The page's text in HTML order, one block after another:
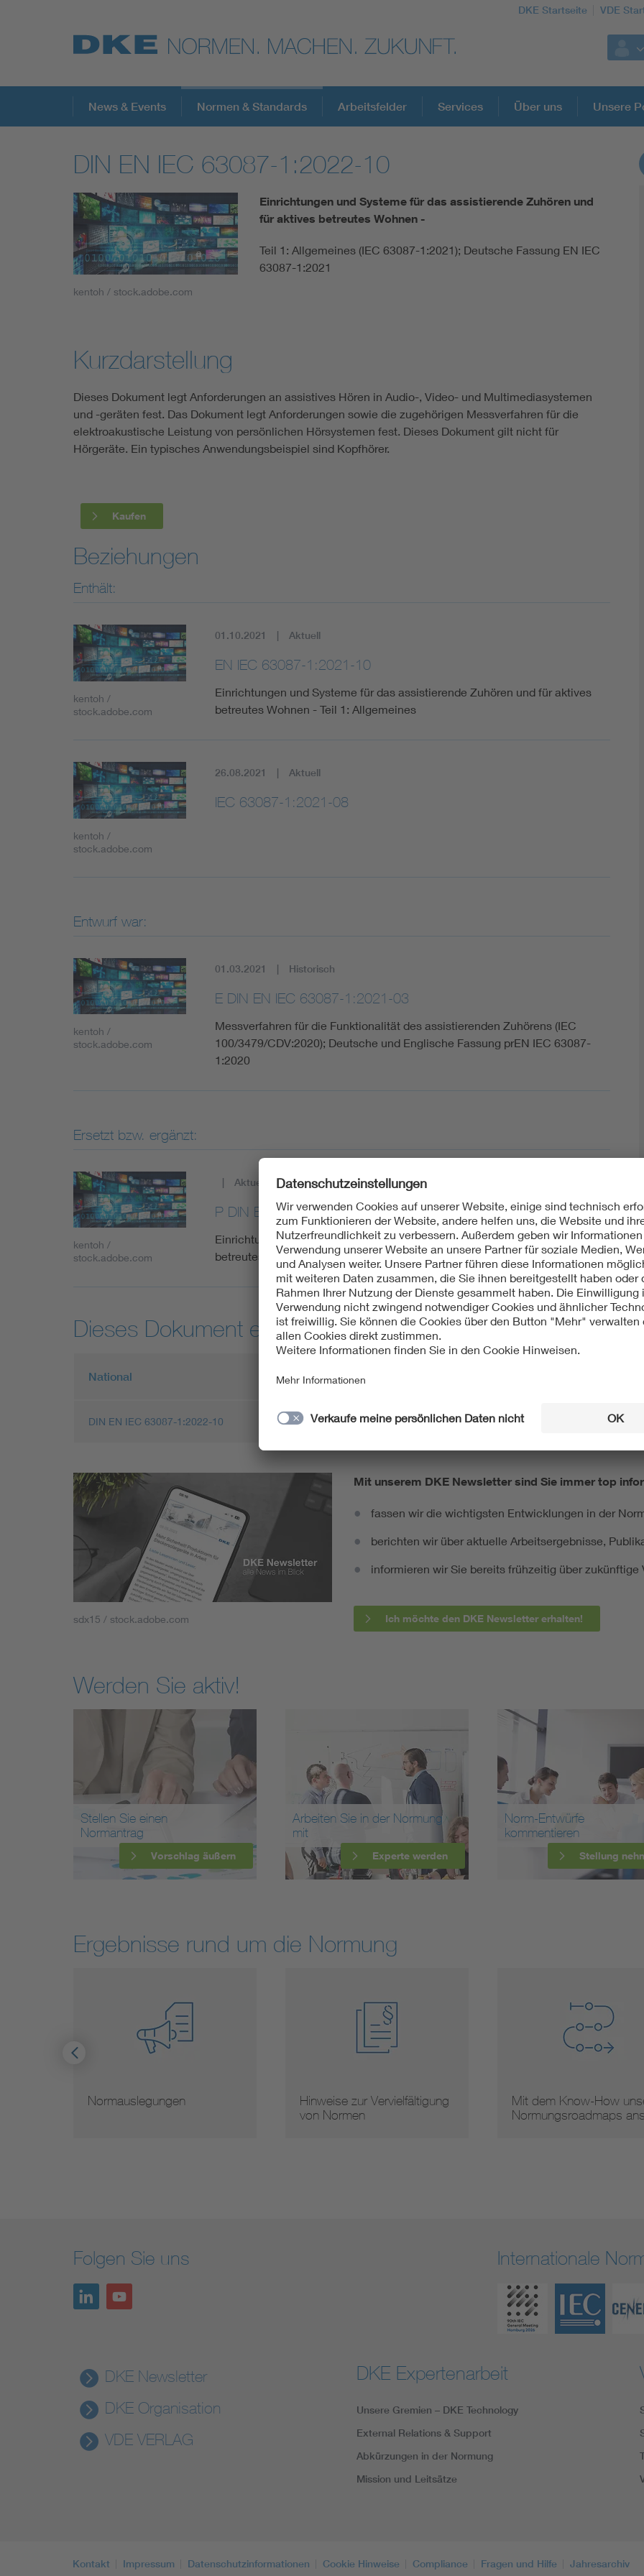
DKE Startseite VDE
Top-Themen
VDE Fokusthemen
Digital Security
Energy
Health
Mobility
Smart Cities
DKE Fachinformationen im Kontext der
Blitzschutz: DIN EN 62305 in der Übersicht
Circular Economy für mehr Ressourceneffizienz
News & Events Normen & Standards Arbeitsfelder Services Über uns Unsere
DIN EN IEC 63087-1:2022-10
kentoh / stock.adobe.com
Einrichtungen und Systeme für das assistierende Zuhören und
für aktives betreutes Wohnen -
Teil 1: Allgemeines (IEC 63087-1:2021); Deutsche Fassung EN IEC
63087-1:2021
Kurzdarstellung
Dieses Dokument legt Anforderungen an assistives Hören in Audio-, Video- und Multimediasystemen
und -geräten fest. Das Dokument legt Anforderungen sowie die zugehörigen Messverfahren für die
elektroakustische Leistung von persönlichen Hörsystemen fest. Dieses Dokument gilt nicht für
Hörgeräte. Ein typisches Anwendungsbeispiel sind Kopfhörer.
Kaufen
Beziehungen
Enthält:
kentoh /
stock.adobe.com
01.10.2021 Aktuell
EN IEC 63087-1:2021-10
Einrichtungen und Systeme für das assistierende Zuhören und für aktives
betreutes Wohnen - Teil 1: Allgemeines
kentoh /
stock.adobe.com
26.08.2021 Aktuell
IEC 63087-1:2021-08
Entwurf war:
kentoh /
stock.adobe.com
01.03.2021 Historisch
E DIN EN IEC 63087-1:2021-03
Messverfahren für die Funktionalität des assistierenden Zuhörens (IEC
100/3479/CDV:2020); Deutsche und Englische Fassung prEN IEC 63087-
1:2020
Ersetzt bzw. ergänzt:
kentoh /
stock.adobe.com
Aktuell
P DIN EN IEC 63087
Einrichtungen und Systeme für das assistierende Zuhören und für aktives
betreutes Wohnen
Dieses Dokument entspricht:
National Europäisch
DIN EN IEC 63087-1:2022-10 EN IEC 63087-1:2021-10 IEC 63087-1:2021-08
sdx15 / stock.adobe.com
Mit unserem DKE Newsletter sind Sie immer top
fassen wir die wichtigsten Entwicklungen in der
berichten wir über aktuelle Arbeitsergebnisse,
informieren wir Sie bereits frühzeitig über zukünftige
Ich möchte den DKE Newsletter erhalten!
Werden Sie aktiv!
Stellen Sie einen
Normantrag
Vorschlag äußern
Arbeiten Sie in der Normung
mit
Experte werden
Norm-Entwürfe
kommentieren
Stellung
Ergebnisse rund um die Normung
Hinweise zur Vervielfältigung
Mit dem Know-How unserer
Normungsroadmaps ans …
Arbeitsergebnisse
Folgen Sie uns Internationale
DKE Newsletter
DKE Organisation
VDE VERLAG
DKE Expertenarbeit
Unsere Gremien – DKE Technology
External Relations & Support
Abkürzungen in der Normung
Mission und Leitsätze
Kontakt Impressum Datenschutzinformationen Cookie Hinweise Compliance Fragen und Hilfe Jahresarchiv